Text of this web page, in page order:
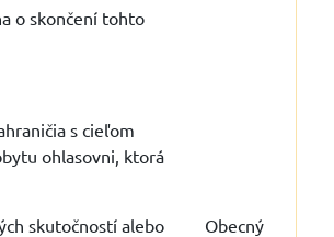
o skončení tohto
s cieľom
ohlasovni, ktorá
skutočností alebo
Obecný